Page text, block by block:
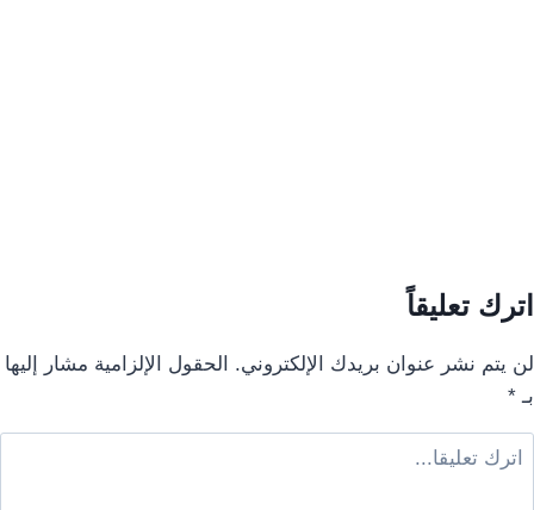
اترك تعليقاً
لن يتم نشر عنوان بريدك الإلكتروني.
الحقول الإلزامية مشار إليها
بـ *